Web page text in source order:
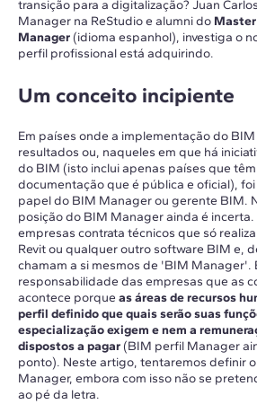
transição para a digitalização? Juan
Manager na ReStudio e alumni do
Manager (idioma espanhol), investiga o
perfil profissional está adquirindo.
Um conceito incipiente
Em países onde a implementação do
resultados ou, naqueles em que há
do BIM (isto inclui apenas países que
documentação que é pública e oficial),
papel do BIM Manager ou gerente BIM.
posição do BIM Manager ainda é incerta.
empresas contrata técnicos que só
Revit ou qualquer outro software BIM e,
chamam a si mesmos de 'BIM Manager'.
responsabilidade das empresas que as
acontece porque as áreas de recursos
perfil definido que quais serão suas
especialização exigem e nem a
dispostos a pagar (BIM perfil Manager
ponto). Neste artigo, tentaremos definir
Manager, embora com isso não se
ao pé da letra.